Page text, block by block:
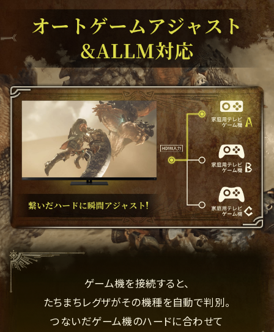
ゲーム機を接続すると、
たちまちレグザがその機種を自動で判別。
つないだゲーム機のハードに合わせて